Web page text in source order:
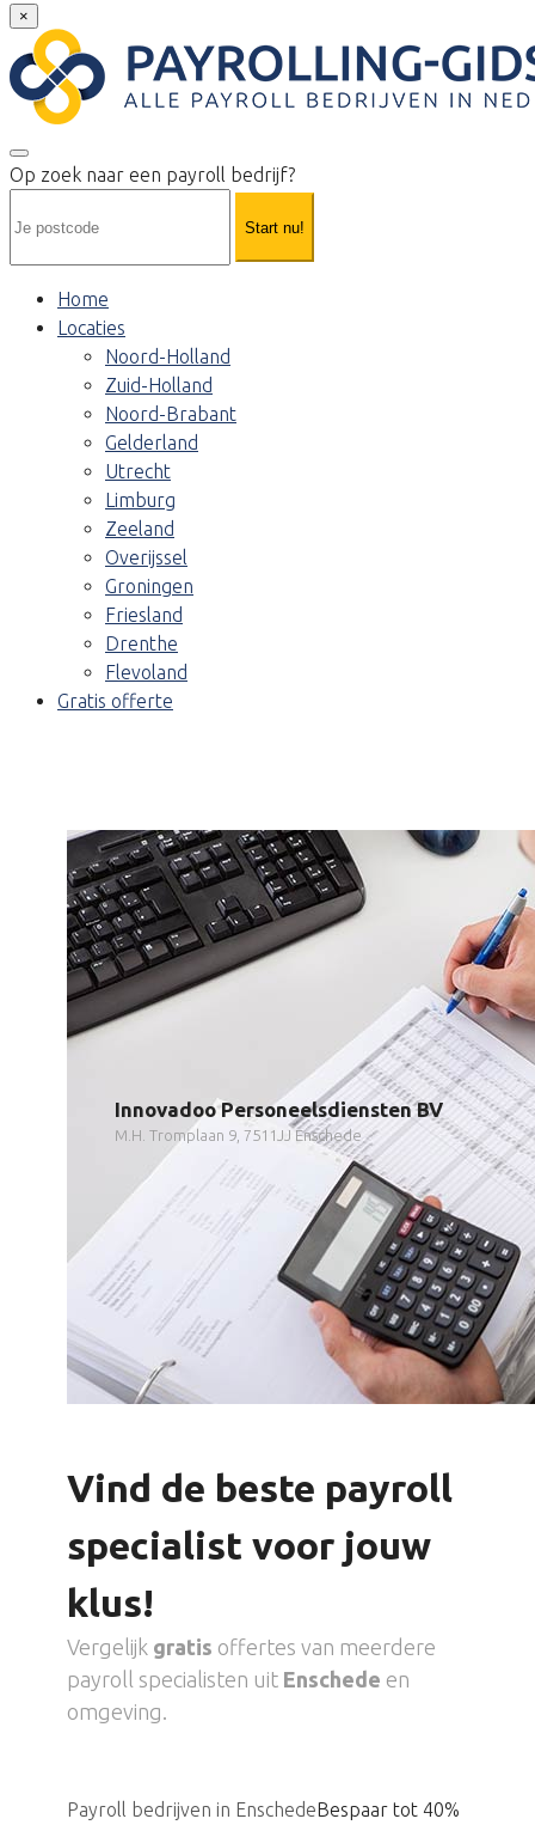
×
Op zoek naar een payroll bedrijf?
Start nu!
Home
Locaties
Noord-Holland
Zuid-Holland
Noord-Brabant
Gelderland
Utrecht
Limburg
Zeeland
Overijssel
Groningen
Friesland
Drenthe
Flevoland
Gratis offerte
Innovadoo Personeelsdiensten BV
M.H. Tromplaan 9, 7511JJ Enschede
Vind de beste payroll
specialist voor jouw
klus!
Vergelijk gratis offertes van meerdere
payroll specialisten uit Enschede en
omgeving.
Payroll bedrijven in EnschedeBespaar tot 40%